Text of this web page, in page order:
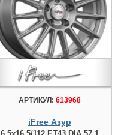
АРТИКУЛ: 613968
iFree Азур